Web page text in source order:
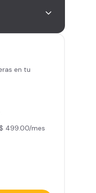
2.000
amigos al
de
en
de peso
en tu
$ 499.00/mes